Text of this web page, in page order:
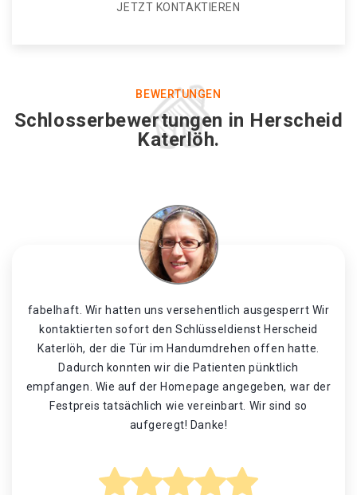
JETZT KONTAKTIEREN
BEWERTUNGEN
Schlosserbewertungen in Herscheid
Katerlöh.
fabelhaft. Wir hatten uns versehentlich ausgesperrt Wir
kontaktierten sofort den Schlüsseldienst Herscheid
Katerlöh, der die Tür im Handumdrehen offen hatte.
Dadurch konnten wir die Patienten pünktlich
empfangen. Wie auf der Homepage angegeben, war der
Festpreis tatsächlich wie vereinbart. Wir sind so
aufgeregt! Danke!